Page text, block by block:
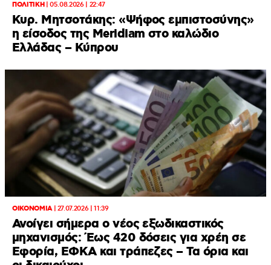
ΠΟΛΙΤΙΚΗ|05.08.2026 | 22:47
Κυρ. Μητσοτάκης: «Ψήφος εμπιστοσύνης»
η είσοδος της Meridiam στο καλώδιο
Ελλάδας – Κύπρου
ΟΙΚΟΝΟΜΙΑ| 27.07.2026 | 11:39
Ανοίγει σήμερα ο νέος εξωδικαστικός
μηχανισμός: Έως 420 δόσεις για χρέη σε
Εφορία, ΕΦΚΑ και τράπεζες – Τα όρια και